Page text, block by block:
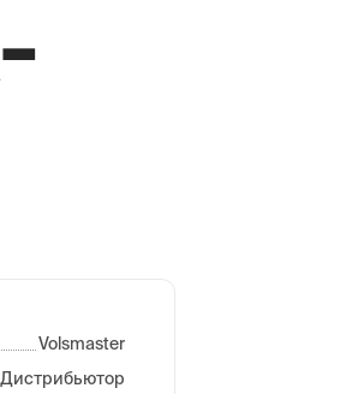
Volsmaster
Дистрибьютор